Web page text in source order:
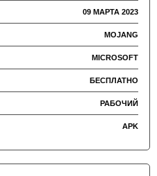
09 МАРТА 2023
MOJANG
MICROSOFT
БЕСПЛАТНО
РАБОЧИЙ
APK